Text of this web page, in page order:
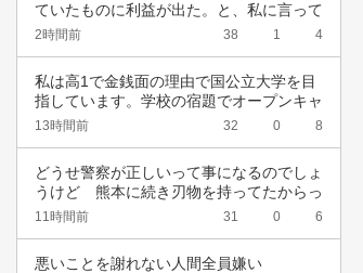
ていたものに利益が出た。と、私に言って
きた。結…
2時間前 38 1 4
私は高1で金銭面の理由で国公立大学を目
指しています。学校の宿題でオープンキャ
ンパスに…
13時間前 32 0 8
どうせ警察が正しいって事になるのでしょ
うけど　熊本に続き刃物を持ってたからっ
て簡単に…
11時間前 31 0 6
悪いことを謝れない人間全員嫌い